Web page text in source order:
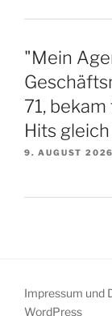
"Mein
71,
Hits
9. AUGUST 2026
Impressum und
WordPress